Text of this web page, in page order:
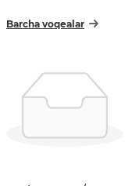
Barcha voqealar